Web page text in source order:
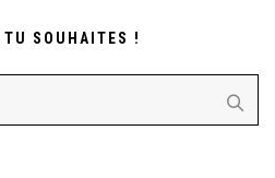
TU SOUHAITES !